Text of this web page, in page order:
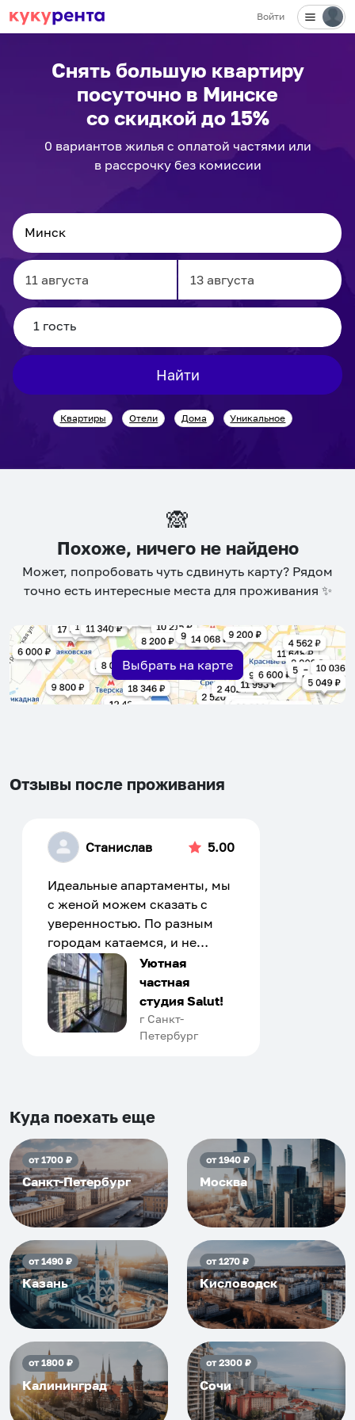
Войти
Снять большую квартиру
посуточно в Минске
со скидкой до 15%
0 вариантовжилья с оплатой частями или
в рассрочку без комиссии
Navigate
forward
to
interact
with
calendar
question
mark
key
get
the
keyboard
shortcuts
for
Navigate
to
interact
with
calendar
Press
question
mark
key
get
the
keyboard
shortcuts
for
Найти
Квартиры Отели Дома Уникальное
🙈
Похоже, ничего не найдено
Может, попробовать чуть сдвинуть карту? Рядом
точно есть интересные места для проживания ✨
Выбрать на карте
Отзывы после проживания
Станислав 5.00
Идеальные апартаменты, мы
с женой можем сказать с
уверенностью. По разным
городам катаемся, и не
только в России. Сервис на
отличном уровне. Хозяин
апартаментов доброй души
человек, всегда можно
договориться, подскажет
приезжать еще...
Уютная
частная
студия Salut!
г Санкт-
Петербург
Куда поехать еще
от1700₽
Санкт-Петербург
от1940₽
Москва
от1490₽
Казань
от1270₽
Кисловодск
от1800₽
Калининград
от2300₽
Сочи